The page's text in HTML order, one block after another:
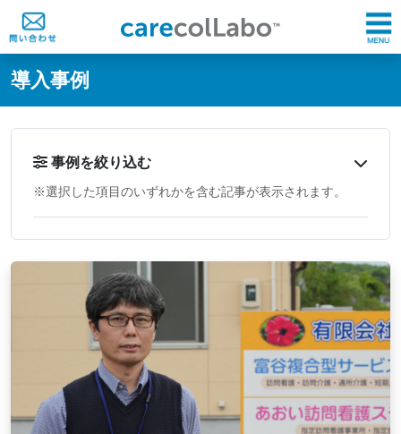
@ -0,0 +1,60 @@
導入事例
事例を絞り込む
※選択した項目のいずれかを含む記事が表示されます。